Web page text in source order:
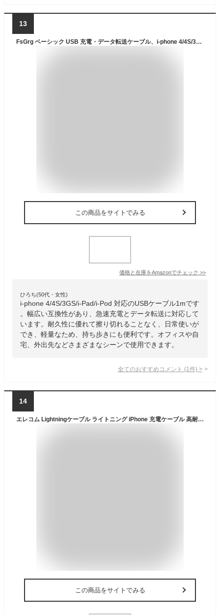
13
FsGrg ベーシック USB 充電・データ転送ケーブル、i-phone 4/4S/3GS/i-Pad/i-Pod 対応、1メートル ホワイト、ケーブル1本 [並行輸入品]
この商品をサイトでみる
価格と在庫をAmazonでチェック >>
ひろち(50代・女性)
i-phone 4/4S/3GS/i-Pad/i-Pod 対応のUSBケーブル1mです
。幅広い互換性があり、急速充電とデータ転送に対応して
います。耐久性に優れて擦り切れることなく、日常使いが
でき、軽量なため、持ち歩きにも便利です。オフィスや自
宅、外出先などさまざまなシーンで使用できます。
全てのおすすめコメント (1 件) >
14
エレコム Lightningケーブル ライトニング iPhone 充電ケーブル 高耐久 【 iPhone SE3 / SE2 / 14 / 13 / 12 等対応 】 Apple認証品 1m ホワイト MPA-FUALS10WH
この商品をサイトでみる